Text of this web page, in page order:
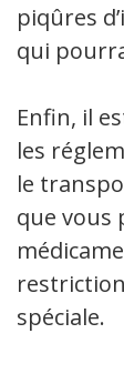
piqûres
qui
Enfin, il
les
le
que vous
spéciale.